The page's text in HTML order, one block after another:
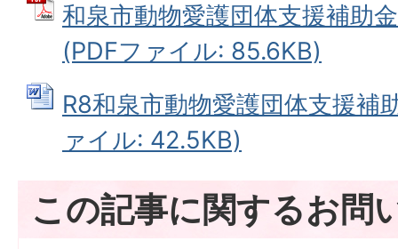
和泉市動物愛護団体支援補助
(PDFファイル: 85.6KB)
R8和泉市動物愛護団体支援補
ァイル: 42.5KB)
この記事に関するお問